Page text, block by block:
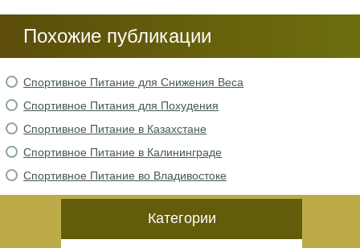
Похожие публикации
Спортивное Питание для Снижения Веса
Спортивное Питания для Похудения
Спортивное Питание в Казахстане
Спортивное Питание в Калининграде
Спортивное Питание во Владивостоке
Категории